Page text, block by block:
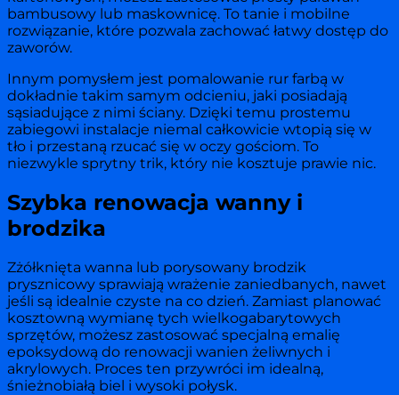
bambusowy lub maskownicę. To tanie i mobilne
rozwiązanie, które pozwala zachować łatwy dostęp do
zaworów.
Innym pomysłem jest pomalowanie rur farbą w
dokładnie takim samym odcieniu, jaki posiadają
sąsiadujące z nimi ściany. Dzięki temu prostemu
zabiegowi instalacje niemal całkowicie wtopią się w
tło i przestaną rzucać się w oczy gościom. To
niezwykle sprytny trik, który nie kosztuje prawie nic.
Szybka renowacja wanny i
brodzika
Zżółknięta wanna lub porysowany brodzik
prysznicowy sprawiają wrażenie zaniedbanych, nawet
jeśli są idealnie czyste na co dzień. Zamiast planować
kosztowną wymianę tych wielkogabarytowych
sprzętów, możesz zastosować specjalną emalię
epoksydową do renowacji wanien żeliwnych i
akrylowych. Proces ten przywróci im idealną,
śnieżnobiałą biel i wysoki połysk.